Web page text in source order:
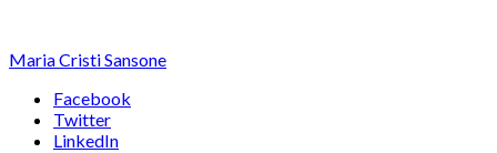
Maria Cristi Sansone
Facebook
Twitter
LinkedIn